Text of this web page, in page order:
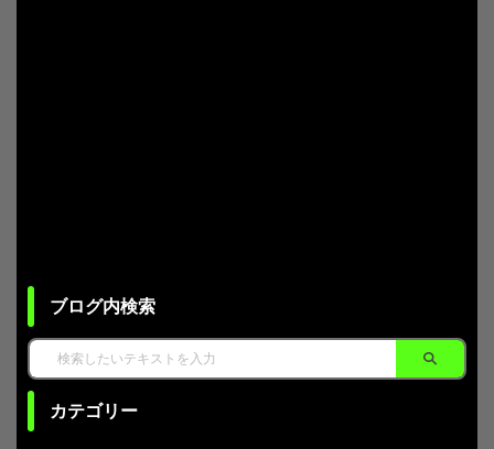
ブログ内検索
カテゴリー